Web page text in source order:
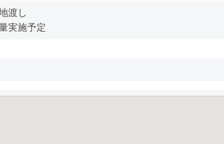
渡し
実施予定